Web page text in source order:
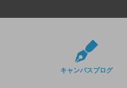
キャンパスブログ